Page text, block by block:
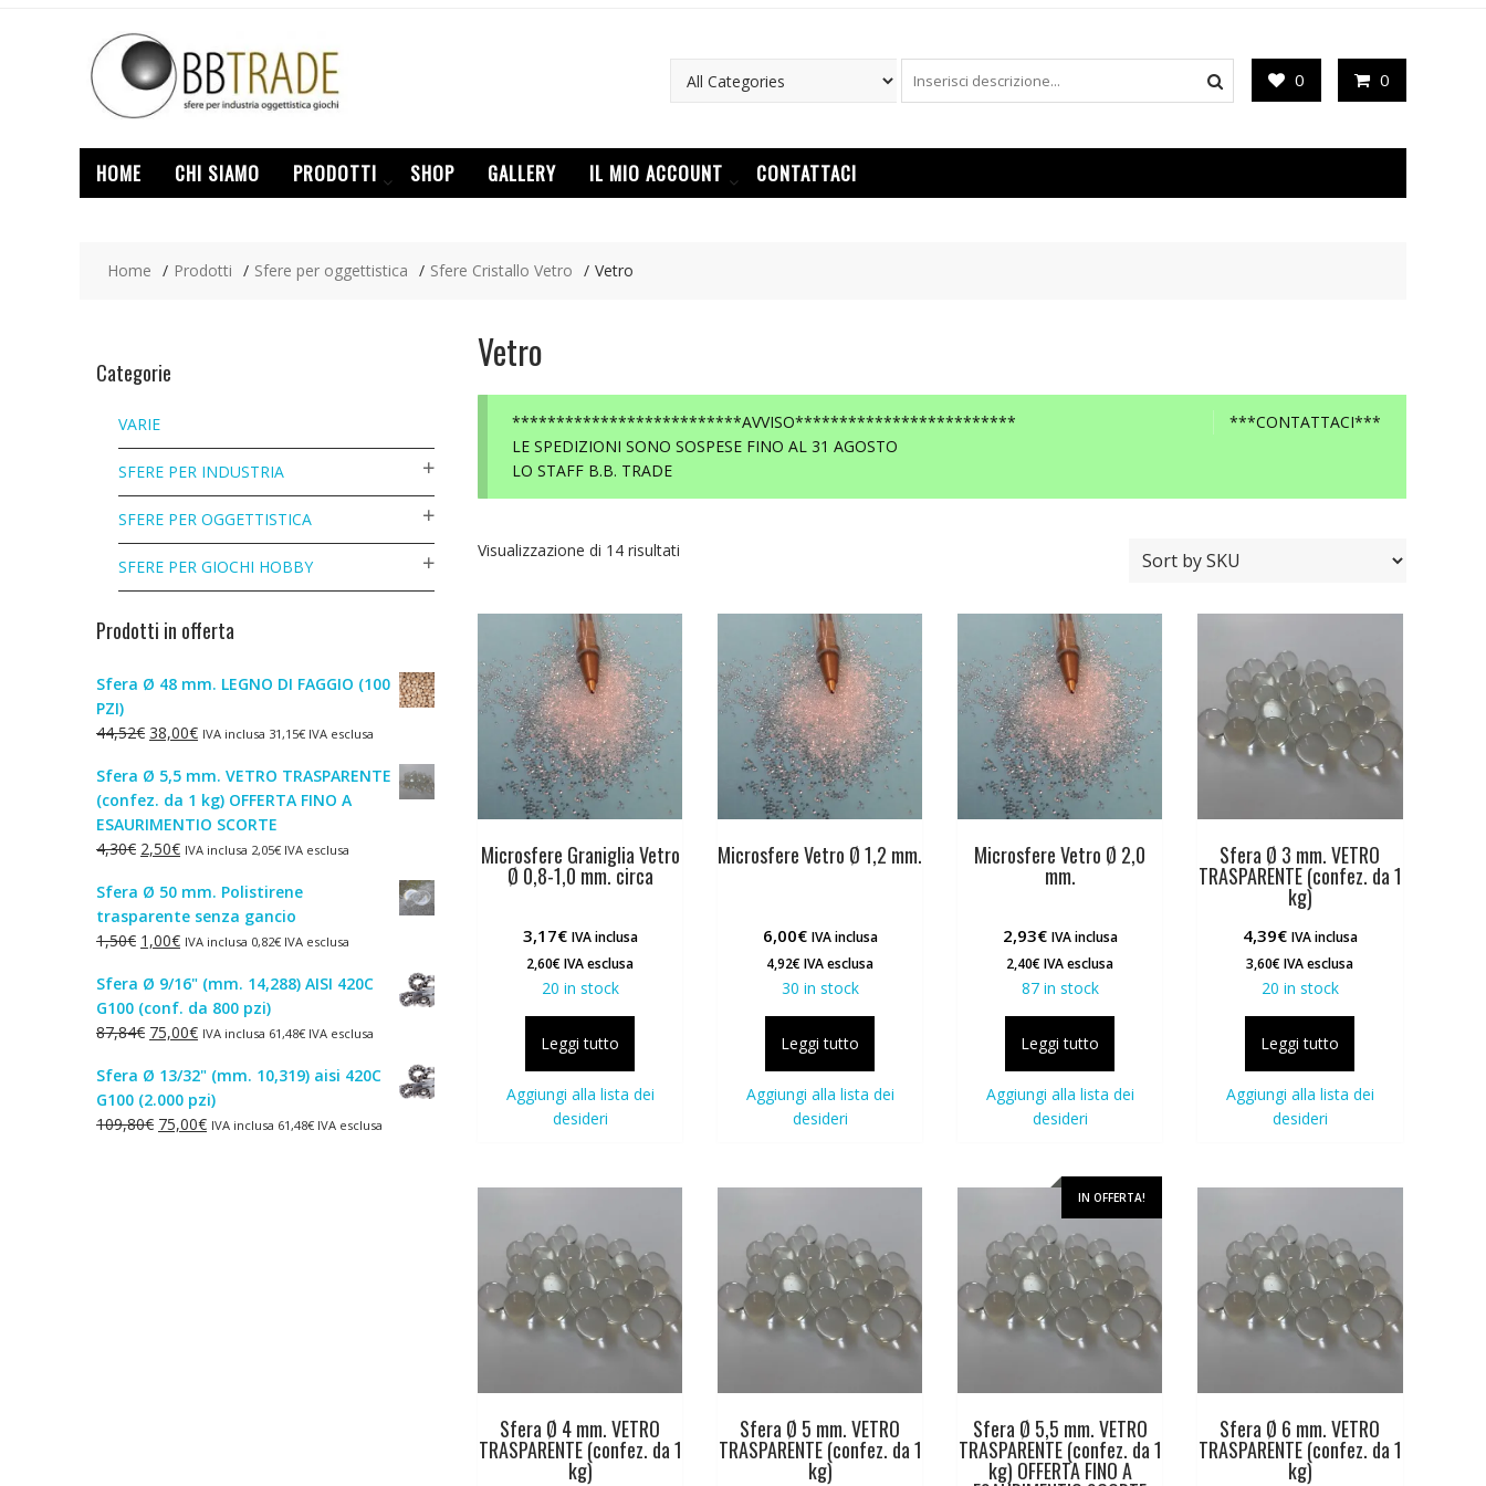
0 0
HOME CHI SIAMO PRODOTTI SHOP GALLERY IL MIO ACCOUNT CONTATTACI
Home Prodotti Sfere per oggettistica Sfere Cristallo Vetro Vetro
Vetro
***CONTATTACI***
**************************AVVISO*************************
LE SPEDIZIONI SONO SOSPESE FINO AL 31 AGOSTO
LO STAFF B.B. TRADE
Visualizzazione di 14 risultati
Microsfere Graniglia Vetro
Ø 0,8-1,0 mm. circa
3,17€ IVA inclusa
2,60€IVA esclusa
20 in stock
Leggi tutto
Aggiungi alla lista dei
desideri
Microsfere Vetro Ø 1,2 mm.
6,00€ IVA inclusa
4,92€IVA esclusa
30 in stock
Leggi tutto
Aggiungi alla lista dei
desideri
Microsfere Vetro Ø 2,0
mm.
2,93€ IVA inclusa
2,40€IVA esclusa
87 in stock
Leggi tutto
Aggiungi alla lista dei
desideri
Sfera Ø 3 mm. VETRO
TRASPARENTE (confez. da 1
kg)
4,39€ IVA inclusa
3,60€IVA esclusa
20 in stock
Leggi tutto
Aggiungi alla lista dei
desideri
Sfera Ø 4 mm. VETRO
TRASPARENTE (confez. da 1
kg)
Sfera Ø 5 mm. VETRO
TRASPARENTE (confez. da 1
kg)
IN OFFERTA!
Sfera Ø 5,5 mm. VETRO
TRASPARENTE (confez. da 1
kg) OFFERTA FINO A
Sfera Ø 6 mm. VETRO
TRASPARENTE (confez. da 1
kg)
Categorie
VARIE
SFERE PER INDUSTRIA
SFERE PER OGGETTISTICA
SFERE PER GIOCHI HOBBY
Prodotti in offerta
Sfera Ø 48 mm. LEGNO DI FAGGIO (100
PZI)
44,52€ Il
originale
era:
44,52€.
38,00€Il
attuale
è:
38,00€.
IVA inclusa 31,15€ IVA esclusa
Sfera Ø 5,5 mm. VETRO TRASPARENTE
(confez. da 1 kg) OFFERTA FINO A
ESAURIMENTIO SCORTE
4,30€ Il
originale
era:
4,30€.
2,50€Il
attuale
è:
2,50€.
IVA inclusa 2,05€ IVA esclusa
Sfera Ø 50 mm. Polistirene
trasparente senza gancio
1,50€ Il
originale
era:
1,50€.
1,00€Il
attuale
è:
1,00€.
IVA inclusa 0,82€ IVA esclusa
Sfera Ø 9/16" (mm. 14,288) AISI 420C
G100 (conf. da 800 pzi)
87,84€ Il
originale
era:
87,84€.
75,00€Il
attuale
è:
75,00€.
IVA inclusa 61,48€ IVA esclusa
Sfera Ø 13/32" (mm. 10,319) aisi 420C
G100 (2.000 pzi)
109,80€ Il
75,00€IlIVA inclusa 61,48€ IVA esclusa